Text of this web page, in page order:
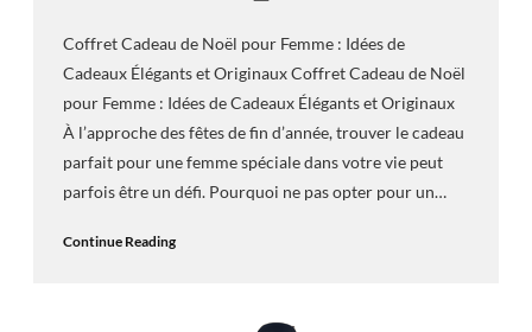
Coffret Cadeau de Noël pour Femme : Idées de
Cadeaux Élégants et Originaux Coffret Cadeau de Noël
pour Femme : Idées de Cadeaux Élégants et Originaux
À l’approche des fêtes de fin d’année, trouver le cadeau
parfait pour une femme spéciale dans votre vie peut
parfois être un défi. Pourquoi ne pas opter pour un…
Continue Reading